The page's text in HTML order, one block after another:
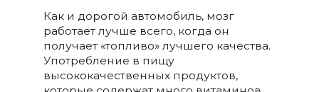
Как и дорогой автомобиль, мозг
работает лучше всего, когда он
получает «топливо» лучшего качества.
Употребление в пищу
высококачественных продуктов,